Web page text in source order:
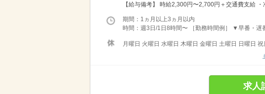
【給与備考】 時給2,300円〜2,700円＋交通費支給
期間：1ヵ月以上3ヵ月以内
時間：週3日/1日8時間〜 ［勤務時間例］ ▼早番・遅
月曜日 火曜日 水曜日 木曜日 金曜日 土曜日 日曜日 祝
求人